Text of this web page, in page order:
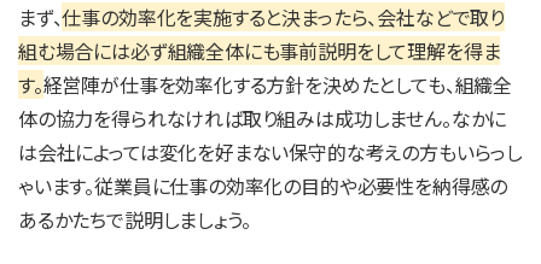
まず、仕事の効率化を実施すると決まったら、会社などで取り
組む場合には必ず組織全体にも事前説明をして理解を得ま
す。経営陣が仕事を効率化する方針を決めたとしても、組織全
体の協力を得られなければ取り組みは成功しません。なかに
は会社によっては変化を好まない保守的な考えの方もいらっし
ゃいます。従業員に仕事の効率化の目的や必要性を納得感の
あるかたちで説明しましょう。